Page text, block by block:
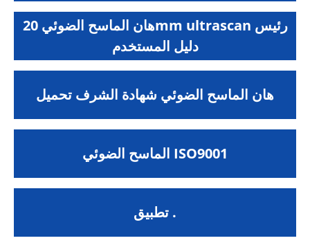
هان الماسح الضوئي 20mm ultrascan رئيس
دليل المستخدم
هان الماسح الضوئي شهادة الشرف تحميل
الماسح الضوئي ISO9001
تطبيق .